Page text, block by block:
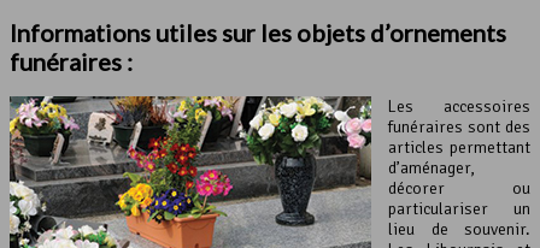
Informations utiles sur les objets d’ornements
funéraires :
Les accessoires
funéraires sont des
articles permettant
d’aménager,
décorer ou
particulariser un
lieu de souvenir.